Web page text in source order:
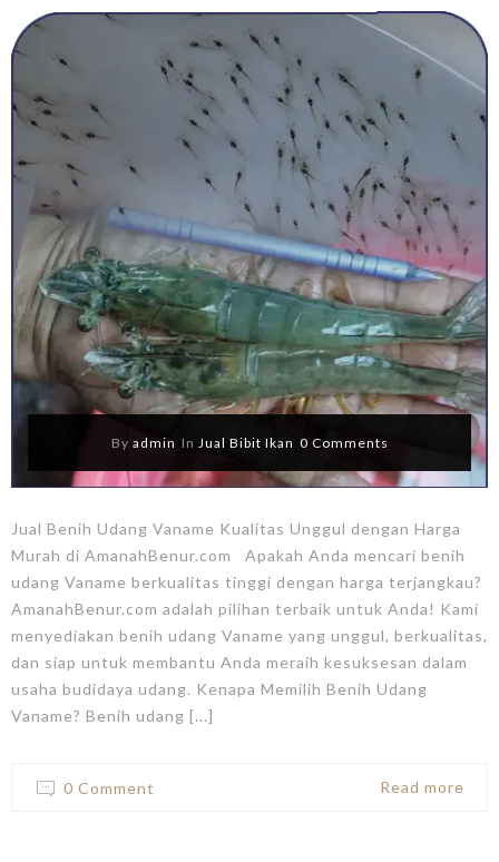
By admin In Jual Bibit Ikan 0 Comments
Jual Benih Udang Vaname Kualitas Unggul dengan Harga
Murah di AmanahBenur.com Apakah Anda mencari benih
udang Vaname berkualitas tinggi dengan harga terjangkau?
AmanahBenur.com adalah pilihan terbaik untuk Anda! Kami
menyediakan benih udang Vaname yang unggul, berkualitas,
dan siap untuk membantu Anda meraih kesuksesan dalam
usaha budidaya udang. Kenapa Memilih Benih Udang
Vaname? Benih udang [...]
0 Comment Read more